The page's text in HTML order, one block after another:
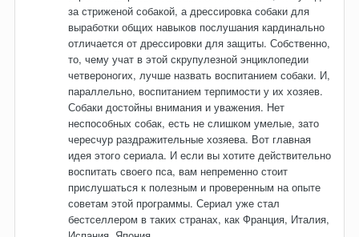
за стриженой собакой, а дрессировка собаки для
выработки общих навыков послушания кардинально
отличается от дрессировки для защиты. Собственно,
то, чему учат в этой скрупулезной энциклопедии
четвероногих, лучше назвать воспитанием собаки. И,
параллельно, воспитанием терпимости у их хозяев.
Собаки достойны внимания и уважения. Нет
неспособных собак, есть не слишком умелые, зато
чересчур раздражительные хозяева. Вот главная
идея этого сериала. И если вы хотите действительно
воспитать своего пса, вам непременно стоит
прислушаться к полезным и проверенным на опыте
советам этой программы. Сериал уже стал
бестселлером в таких странах, как Франция, Италия,